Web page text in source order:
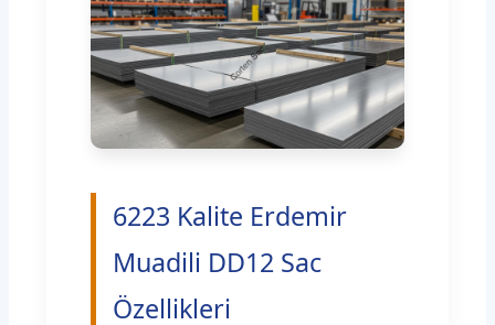
6223 Kalite Erdemir
Muadili DD12 Sac
Özellikleri